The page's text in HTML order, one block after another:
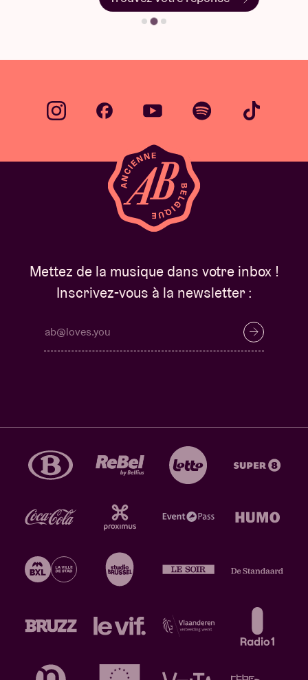
Mettez de la musique dans votre inbox !
Inscrivez-vous à la newsletter :